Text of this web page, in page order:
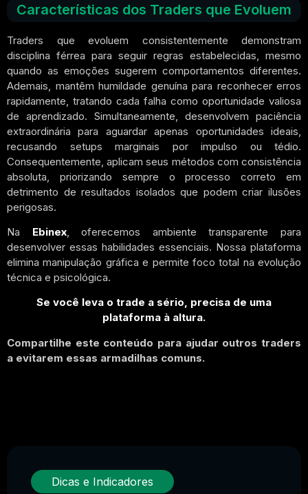
Características dos Traders que Evoluem
Traders que evoluem consistentemente demonstram
disciplina férrea para seguir regras estabelecidas, mesmo
quando as emoções sugerem comportamentos diferentes.
Ademais, mantêm humildade genuína para reconhecer erros
rapidamente, tratando cada falha como oportunidade valiosa
de aprendizado. Simultaneamente, desenvolvem paciência
extraordinária para aguardar apenas oportunidades ideais,
recusando setups marginais por impulso ou tédio.
Consequentemente, aplicam seus métodos com consistência
absoluta, priorizando sempre o processo correto em
detrimento de resultados isolados que podem criar ilusões
perigosas.
Na Ebinex, oferecemos ambiente transparente para
desenvolver essas habilidades essenciais. Nossa plataforma
elimina manipulação gráfica e permite foco total na evolução
técnica e psicológica.
Se você leva o trade a sério, precisa de uma
plataforma à altura.
Compartilhe este conteúdo para ajudar outros traders
a evitarem essas armadilhas comuns.
Dicas e Indicadores